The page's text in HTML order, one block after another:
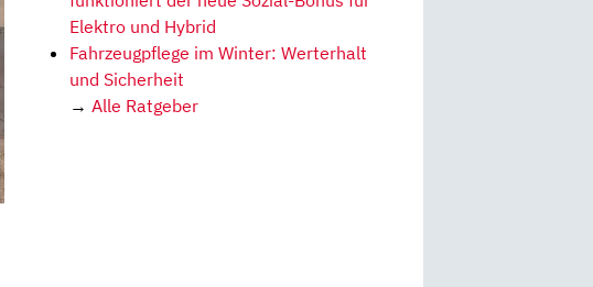
Elektro und Hybrid
Fahrzeugpflege im Winter: Werterhalt
und Sicherheit
→ Alle Ratgeber